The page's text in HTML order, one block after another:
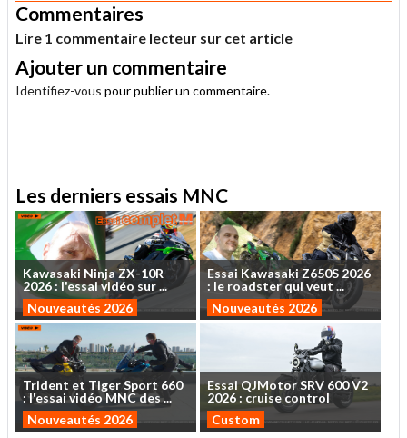
Commentaires
Lire 1 commentaire lecteur sur cet article
Ajouter un commentaire
Identifiez-vous pour publier un commentaire.
Les derniers essais MNC
Kawasaki NinjaZX-10R
2026: l'essaividéo sur...
Nouveautés 2026
Essai KawasakiZ650S 2026
: le roadsterquiveut ...
Nouveautés 2026
Trident et TigerSport 660
: l'essaividéoMNCdes...
Nouveautés 2026
EssaiQJMotorSRV 600V2
2026 : cruise control
Custom